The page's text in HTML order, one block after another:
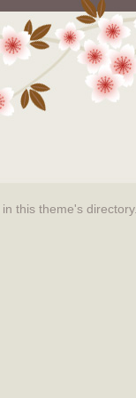
in this theme's directory.